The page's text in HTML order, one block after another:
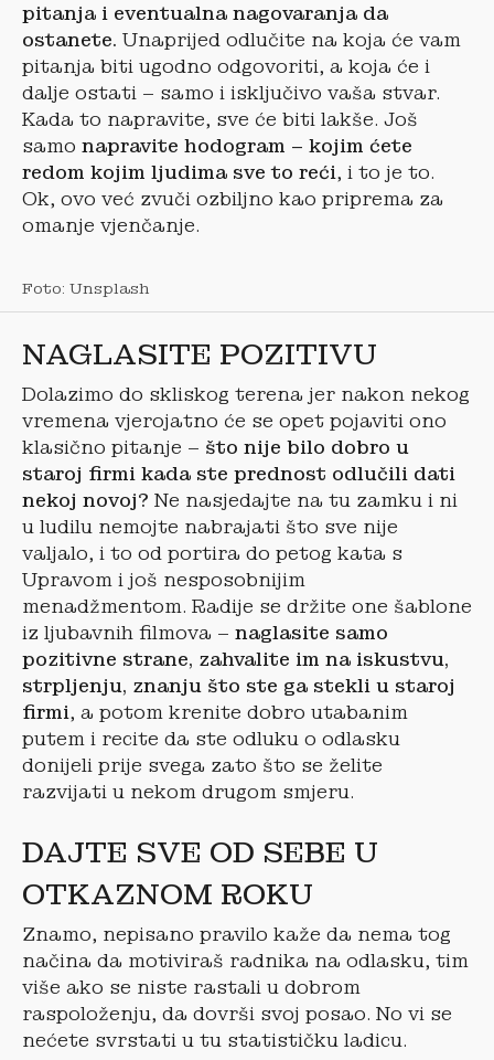
pitanja i eventualna nagovaranja da
ostanete. Unaprijed odlučite na koja će vam
pitanja biti ugodno odgovoriti, a koja će i
dalje ostati – samo i isključivo vaša stvar.
Kada to napravite, sve će biti lakše. Još
samo napravite hodogram – kojim ćete
redom kojim ljudima sve to reći, i to je to.
Ok, ovo već zvuči ozbiljno kao priprema za
omanje vjenčanje.
Foto: Unsplash
NAGLASITE POZITIVU
Dolazimo do skliskog terena jer nakon nekog
vremena vjerojatno će se opet pojaviti ono
klasično pitanje – što nije bilo dobro u
staroj firmi kada ste prednost odlučili dati
nekoj novoj? Ne nasjedajte na tu zamku i ni
u ludilu nemojte nabrajati što sve nije
valjalo, i to od portira do petog kata s
Upravom i još nesposobnijim
menadžmentom. Radije se držite one šablone
iz ljubavnih filmova – naglasite samo
pozitivne strane, zahvalite im na iskustvu,
strpljenju, znanju što ste ga stekli u staroj
firmi, a potom krenite dobro utabanim
putem i recite da ste odluku o odlasku
donijeli prije svega zato što se želite
razvijati u nekom drugom smjeru.
DAJTE SVE OD SEBE U
OTKAZNOM ROKU
Znamo, nepisano pravilo kaže da nema tog
načina da motiviraš radnika na odlasku, tim
više ako se niste rastali u dobrom
raspoloženju, da dovrši svoj posao. No vi se
nećete svrstati u tu statističku ladicu.